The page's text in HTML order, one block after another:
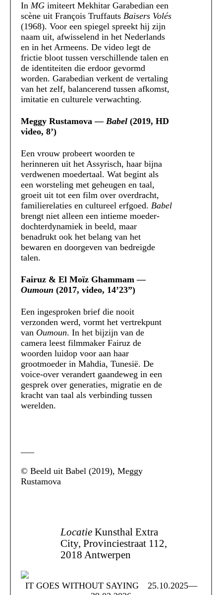
In MG imiteert Mekhitar Garabedian een
scène uit François Truffauts Baisers Volés
(1968). Voor een spiegel spreekt hij zijn
naam uit, afwisselend in het Nederlands
en in het Armeens. De video legt de
frictie bloot tussen verschillende talen en
de identiteiten die erdoor gevormd
worden. Garabedian verkent de vertaling
van het zelf, balancerend tussen afkomst,
imitatie en culturele verwachting.
Meggy Rustamova — Babel (2019, HD
video, 8’)
Een vrouw probeert woorden te
herinneren uit het Assyrisch, haar bijna
verdwenen moedertaal. Wat begint als
een worsteling met geheugen en taal,
groeit uit tot een film over overdracht,
familierelaties en cultureel erfgoed. Babel
brengt niet alleen een intieme moeder-
dochterdynamiek in beeld, maar
benadrukt ook het belang van het
bewaren en doorgeven van bedreigde
talen.
Fairuz & El Moïz Ghammam —
Oumoun (2017, video, 14’23”)
Een ingesproken brief die nooit
verzonden werd, vormt het vertrekpunt
van Oumoun. In het bijzijn van de
camera leest filmmaker Fairuz de
woorden luidop voor aan haar
grootmoeder in Mahdia, Tunesië. De
voice-over verandert gaandeweg in een
gesprek over generaties, migratie en de
kracht van taal als verbinding tussen
werelden.
© Beeld uit Babel (2019), Meggy
Rustamova
Locatie Kunsthal Extra
City, Provinciestraat 112,
2018 Antwerpen
IT GOES WITHOUT SAYING 25.10.2025—